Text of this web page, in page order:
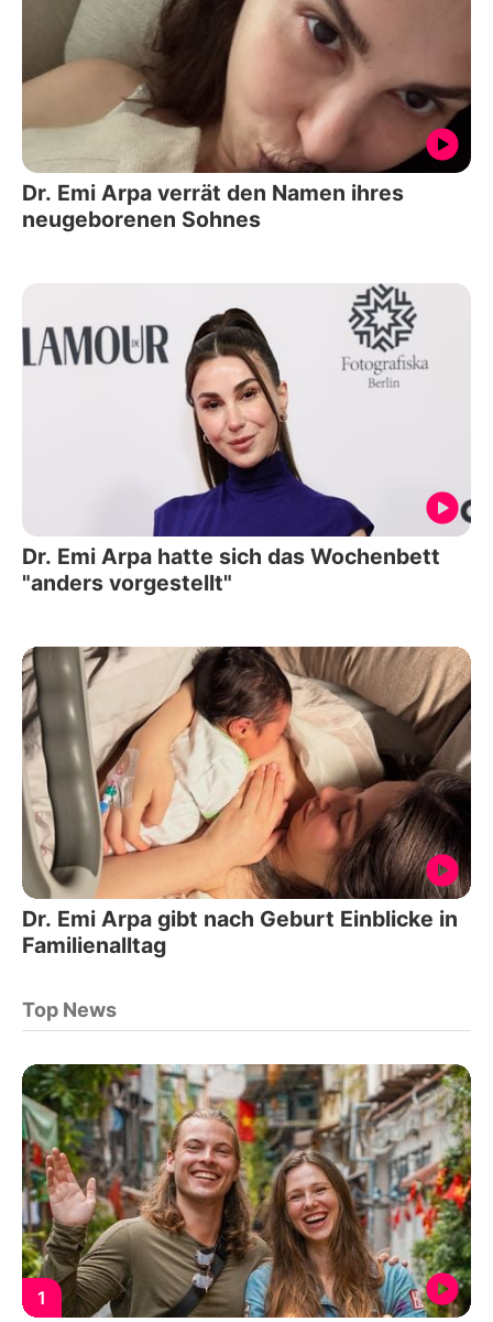
Dr. Emi Arpa verrät den Namen ihres
neugeborenen Sohnes
Dr. Emi Arpa hatte sich das Wochenbett
"anders vorgestellt"
Dr. Emi Arpa gibt nach Geburt Einblicke in
Familienalltag
Top News
1